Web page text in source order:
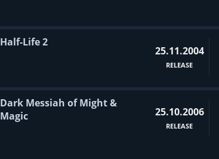
Half-Life 2
25.11.2004
RELEASE
Dark Messiah of Might &
Magic
25.10.2006
RELEASE